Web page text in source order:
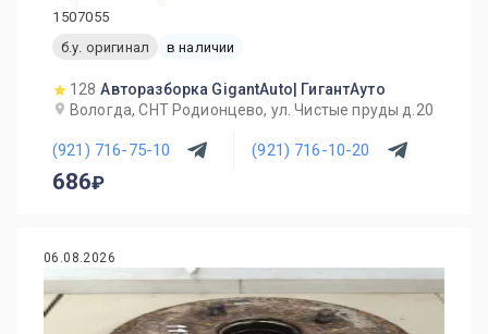
1507055
б.у. оригинал
в наличии
128 Авторазборка GigantAuto| ГигантАуто
Вологда, СНТ Родионцево, ул. Чистые пруды д.20
(921) 716-75-10 (921) 716-10-20
686
06.08.2026